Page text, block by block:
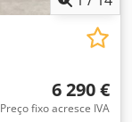
6 290 €
Preço fixo acresce IVA